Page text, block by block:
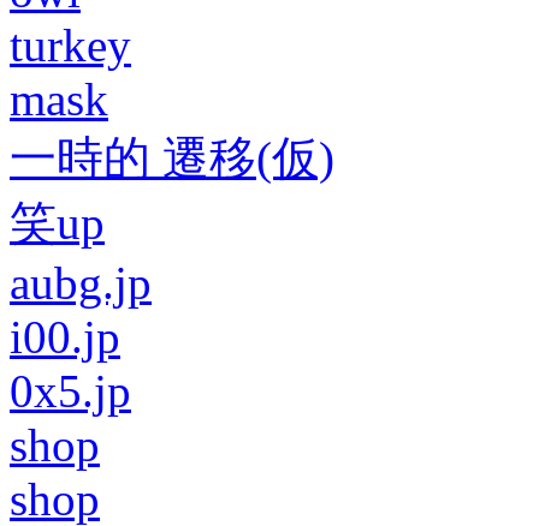
turkey
mask
一時的 遷移(仮)
笑up
aubg.jp
i00.jp
0x5.jp
shop
shop